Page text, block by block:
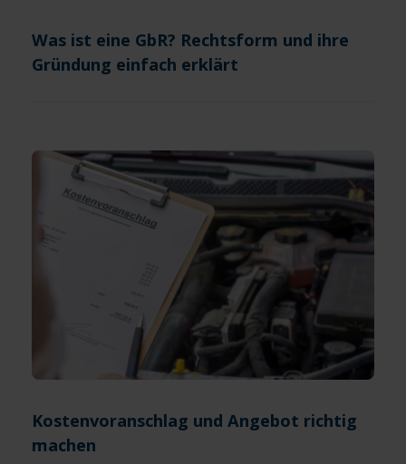
Was ist eine GbR? Rechtsform und ihre
Gründung einfach erklärt
Kostenvoranschlag und Angebot richtig
machen